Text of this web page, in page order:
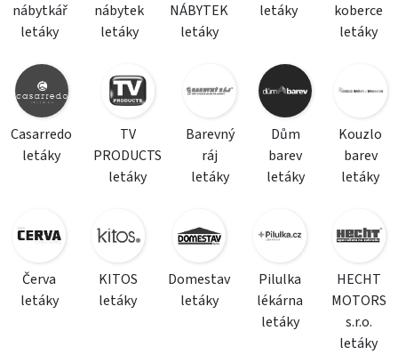
nábytkář
letáky
nábytek
letáky
NÁBYTEK
letáky
letáky
koberce
letáky
Casarredo
letáky
TV
PRODUCTS
letáky
Barevný
ráj
letáky
Dům
barev
letáky
Kouzlo
barev
letáky
Červa
letáky
KITOS
letáky
Domestav
letáky
Pilulka
lékárna
letáky
HECHT
MOTORS
s.r.o.
letáky